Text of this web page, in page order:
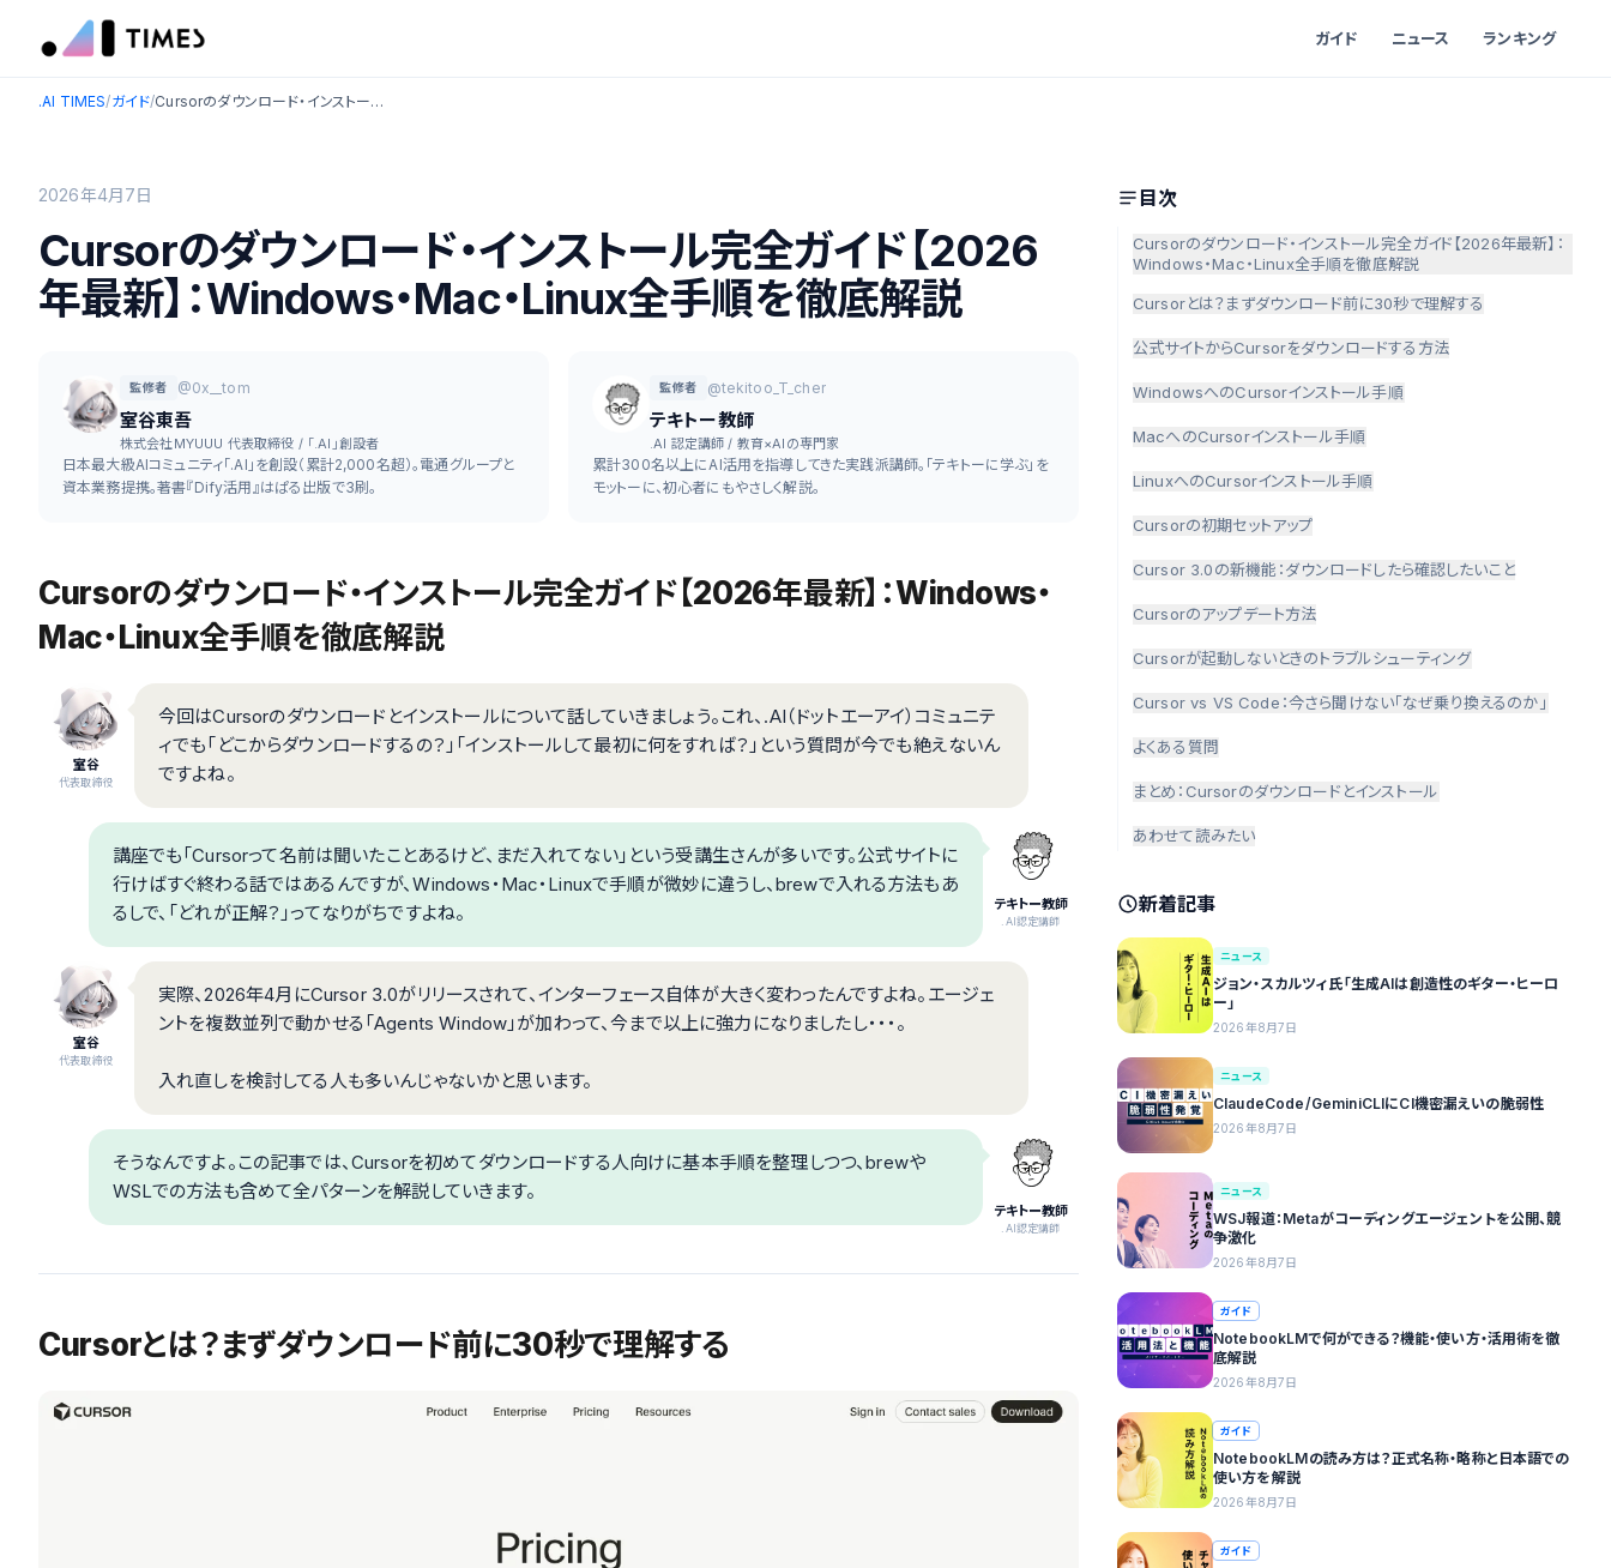
ガイド ニュース ランキング
.AI TIMES/ガイド/ Cursorのダウンロード・インストール完全ガイド【2026年最新】：Windows・Mac・Linux全手順を徹底解説
2026年4月7日
Cursorのダウンロード・インストール完全ガイド【2026
年最新】：Windows・Mac・Linux全手順を徹底解説
監修者 @0x__tom
室谷東吾
株式会社MYUUU 代表取締役 / 「.AI」創設者
日本最大級AIコミュニティ「.AI」を創設（累計2,000名超）。電通グループと
資本業務提携。著書『Dify活用』はぱる出版で3刷。
監修者 @tekitoo_T_cher
テキトー教師
.AI 認定講師 / 教育×AIの専門家
累計300名以上にAI活用を指導してきた実践派講師。「テキトーに学ぶ」を
モットーに、初心者にもやさしく解説。
Cursorのダウンロード・インストール完全ガイド【2026年最新】：Windows・
Mac・Linux全手順を徹底解説
室谷
代表取締役
今回はCursorのダウンロードとインストールについて話していきましょう。これ、.AI（ドットエーアイ）コミュニテ
ィでも「どこからダウンロードするの？」「インストールして最初に何をすれば？」という質問が今でも絶えないん
ですよね。
テキトー教師
.AI認定講師
講座でも「Cursorって名前は聞いたことあるけど、まだ入れてない」という受講生さんが多いです。公式サイトに
行けばすぐ終わる話ではあるんですが、Windows・Mac・Linuxで手順が微妙に違うし、brewで入れる方法もあ
るしで、「どれが正解？」ってなりがちですよね。
室谷
代表取締役
実際、2026年4月にCursor 3.0がリリースされて、インターフェース自体が大きく変わったんですよね。エージェ
ントを複数並列で動かせる「Agents Window」が加わって、今まで以上に強力になりましたし・・・。
入れ直しを検討してる人も多いんじゃないかと思います。
テキトー教師
.AI認定講師
そうなんですよ。この記事では、Cursorを初めてダウンロードする人向けに基本手順を整理しつつ、brewや
WSLでの方法も含めて全パターンを解説していきます。
Cursorとは？まずダウンロード前に30秒で理解する
目次
Cursorのダウンロード・インストール完全ガイド【2026年最新】：
Windows・Mac・Linux全手順を徹底解説
Cursorとは？まずダウンロード前に30秒で理解する
公式サイトからCursorをダウンロードする方法
WindowsへのCursorインストール手順
MacへのCursorインストール手順
LinuxへのCursorインストール手順
Cursorの初期セットアップ
Cursor 3.0の新機能：ダウンロードしたら確認したいこと
Cursorのアップデート方法
Cursorが起動しないときのトラブルシューティング
Cursor vs VS Code：今さら聞けない「なぜ乗り換えるのか」
よくある質問
まとめ：Cursorのダウンロードとインストール
あわせて読みたい
新着記事
ニュース
ジョン・スカルツィ氏「生成AIは創造性のギター・ヒーロ
ー」
2026年8月7日
ニュース
ClaudeCode/GeminiCLIにCI機密漏えいの脆弱性
2026年8月7日
ニュース
WSJ報道：Metaがコーディングエージェントを公開、競
争激化
2026年8月7日
ガイド
NotebookLMで何ができる？機能・使い方・活用術を徹
底解説
2026年8月7日
ガイド
NotebookLMの読み方は？正式名称・略称と日本語での
使い方を解説
2026年8月7日
ガイド